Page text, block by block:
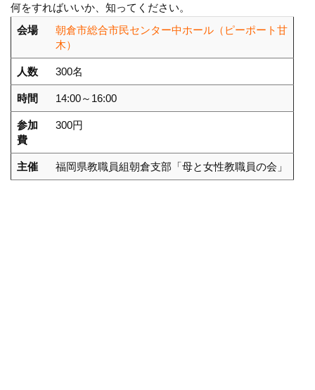
何をすればいいか、知ってください。
会場
朝倉市総合市民センター中ホール（ピーポート甘
木）
人数 300名
時間 14:00～16:00
参加
費
300円
主催 福岡県教職員組朝倉支部「母と女性教職員の会」